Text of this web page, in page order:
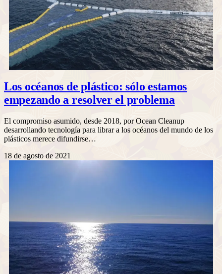
Los océanos de plástico: sólo estamos
empezando a resolver el problema
El compromiso asumido, desde 2018, por Ocean Cleanup
desarrollando tecnología para librar a los océanos del mundo de los
plásticos merece difundirse…
18 de agosto de 2021